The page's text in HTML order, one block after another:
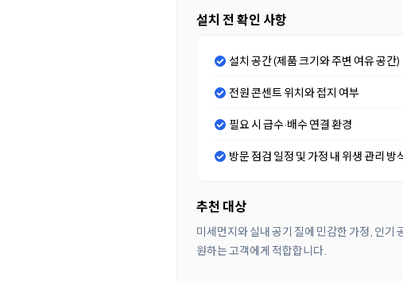
설치 전 확인 사항
설치 공간 (제품 크기와 주변 여유 공간)
전원 콘센트 위치와 접지 여부
필요 시 급수·배수 연결 환경
방문 점검 일정 및 가정 내 위생 관리 방
추천 대상
미세먼지와 실내 공기 질에 민감한 가정, 인기
원하는 고객에게 적합합니다.